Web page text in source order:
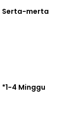
Serta-merta
*1-4 Minggu